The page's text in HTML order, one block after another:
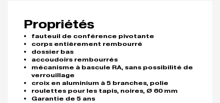
Propriétés
fauteuil de conférence pivotante
corps entièrement rembourré
dossier bas
accoudoirs rembourrés
mécanisme à bascule RA, sans possibilité de
verrouillage
croix en aluminium à 5 branches, polie
roulettes pour les tapis, noires, Ø 60 mm
Garantie de 5 ans